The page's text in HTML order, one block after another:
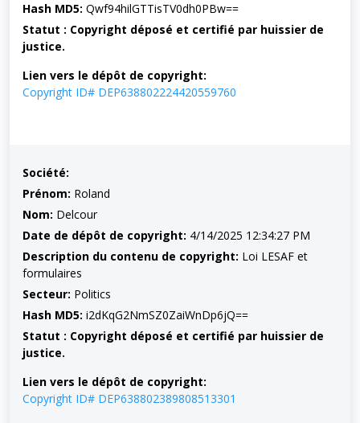
Hash MD5: Qwf94hilGTTisTV0dh0PBw==
Statut : Copyright déposé et certifié par huissier de
justice.
Lien vers le dépôt de copyright:
Copyright ID# DEP638802224420559760
Société:
Prénom: Roland
Nom: Delcour
Date de dépôt de copyright: 4/14/2025 12:34:27 PM
Description du contenu de copyright: Loi LESAF et
formulaires
Secteur: Politics
Hash MD5: i2dKqG2NmSZ0ZaiWnDp6jQ==
Statut : Copyright déposé et certifié par huissier de
justice.
Lien vers le dépôt de copyright:
Copyright ID# DEP638802389808513301